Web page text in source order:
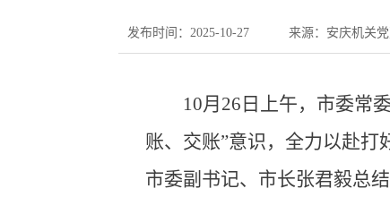
发布时间：2025-10-27 来源：安庆机关
10月26日上午，市委常
账、交账”意识，全力以赴打
市委副书记、市长张君毅总